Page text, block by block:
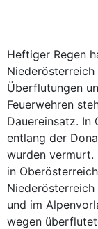
Heftiger Regen
Überflutungen
Feuerwehren
Dauereinsatz. In
entlang der
wurden vermurt.
in
und im
wegen